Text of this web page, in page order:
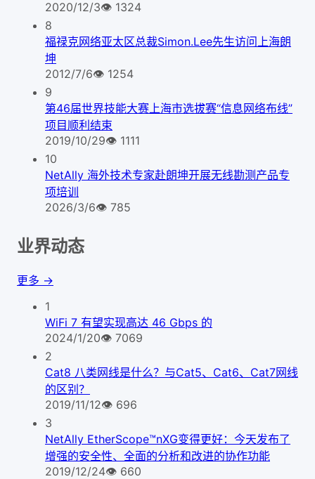
2020/12/3👁 1324
8
福禄克网络亚太区总裁Simon.Lee先生访问上海朗
坤
2012/7/6👁 1254
9
第46届世界技能大赛上海市选拔赛“信息网络布线”
项目顺利结束
2019/10/29👁 1111
10
NetAlly 海外技术专家赴朗坤开展无线勘测产品专
项培训
2026/3/6👁 785
业界动态
更多 →
1
WiFi 7 有望实现高达 46 Gbps 的
2024/1/20👁 7069
2
Cat8 八类网线是什么？与Cat5、Cat6、Cat7网线
的区别？
2019/11/12👁 696
3
NetAlly EtherScope™nXG变得更好：今天发布了
增强的安全性、全面的分析和改进的协作功能
2019/12/24👁 660